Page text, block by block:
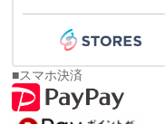
■スマホ決済